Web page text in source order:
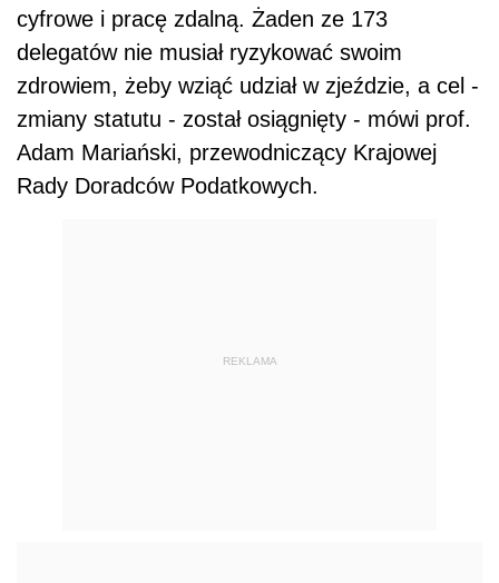
cyfrowe i pracę zdalną. Żaden ze 173
delegatów nie musiał ryzykować swoim
zdrowiem, żeby wziąć udział w zjeździe, a cel -
zmiany statutu - został osiągnięty - mówi prof.
Adam Mariański, przewodniczący Krajowej
Rady Doradców Podatkowych.
REKLAMA